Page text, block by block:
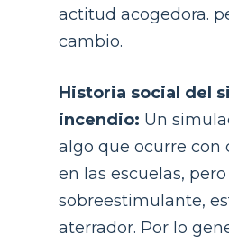
actitud acogedora.
cambio.
Historia social del
incendio: Un
algo que ocurre con
en las escuelas,
sobreestimulante,
aterrador. Por lo